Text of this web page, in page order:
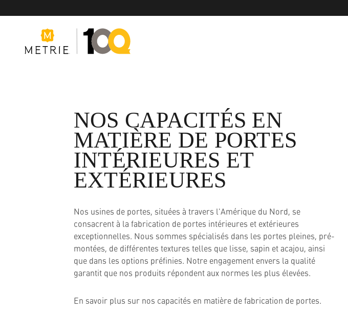
Solutions de produits
Ressources
Qui nous sommes
NOS CAPACITÉS EN
MATIÈRE DE PORTES
INTÉRIEURES ET
EXTÉRIEURES
Nos usines de portes, situées à travers l'Amérique du Nord, se
consacrent à la fabrication de portes intérieures et extérieures
exceptionnelles. Nous sommes spécialisés dans les portes pleines, pré-
montées, de différentes textures telles que lisse, sapin et acajou, ainsi
que dans les options préfinies. Notre engagement envers la qualité
garantit que nos produits répondent aux normes les plus élevées.
En savoir plus sur nos capacités en matière de fabrication de portes.